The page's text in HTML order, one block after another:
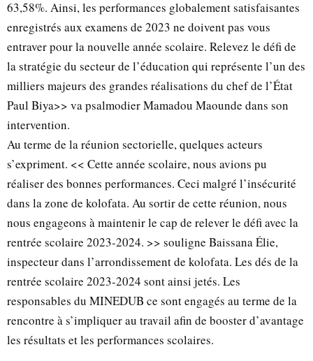
63,58%. Ainsi, les performances globalement satisfaisantes
enregistrés aux examens de 2023 ne doivent pas vous
entraver pour la nouvelle année scolaire. Relevez le défi de
la stratégie du secteur de l’éducation qui représente l’un des
milliers majeurs des grandes réalisations du chef de l’État
Paul Biya>> va psalmodier Mamadou Maounde dans son
intervention.
Au terme de la réunion sectorielle, quelques acteurs
s’expriment. << Cette année scolaire, nous avions pu
réaliser des bonnes performances. Ceci malgré l’insécurité
dans la zone de kolofata. Au sortir de cette réunion, nous
nous engageons à maintenir le cap de relever le défi avec la
rentrée scolaire 2023-2024. >> souligne Baissana Élie,
inspecteur dans l’arrondissement de kolofata. Les dés de la
rentrée scolaire 2023-2024 sont ainsi jetés. Les
responsables du MINEDUB ce sont engagés au terme de la
rencontre à s’impliquer au travail afin de booster d’avantage
les résultats et les performances scolaires.